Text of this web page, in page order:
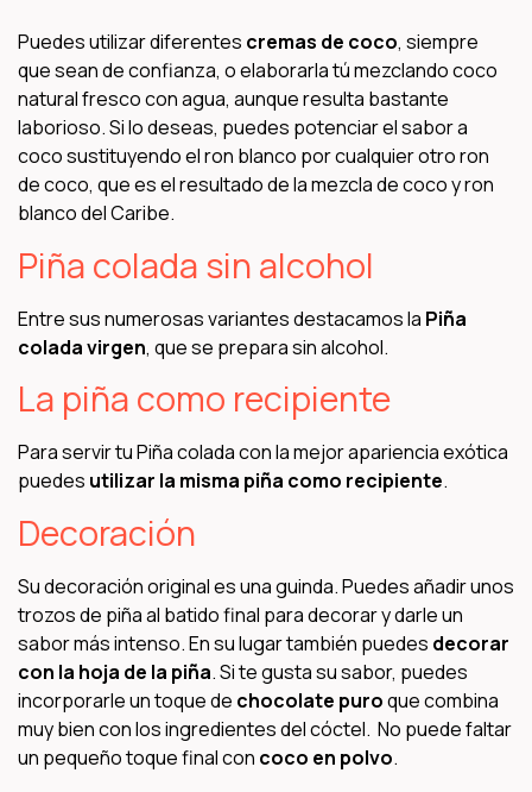
Puedes utilizar diferentes cremas de coco, siempre
que sean de confianza, o elaborarla tú mezclando coco
natural fresco con agua, aunque resulta bastante
laborioso. Si lo deseas, puedes potenciar el sabor a
coco sustituyendo el ron blanco por cualquier otro ron
de coco, que es el resultado de la mezcla de coco y ron
blanco del Caribe.
Piña colada sin alcohol
Entre sus numerosas variantes destacamos la Piña
colada virgen, que se prepara sin alcohol.
La piña como recipiente
Para servir tu Piña colada con la mejor apariencia exótica
puedes utilizar la misma piña como recipiente.
Decoración
Su decoración original es una guinda. Puedes añadir unos
trozos de piña al batido final para decorar y darle un
sabor más intenso. En su lugar también puedes decorar
con la hoja de la piña. Si te gusta su sabor, puedes
incorporarle un toque de chocolate puroque combina
muy bien con los ingredientes del cóctel. No puede faltar
un pequeño toque final con coco en polvo.